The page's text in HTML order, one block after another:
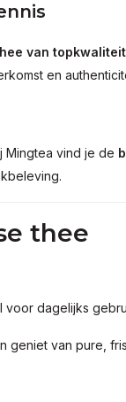
van topkwaliteit
en
Mingtea vind je de
thee
voor dagelijks
geniet van pure,